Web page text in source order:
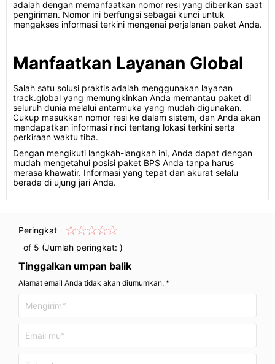
adalah dengan memanfaatkan nomor resi yang diberikan saat
pengiriman. Nomor ini berfungsi sebagai kunci untuk
mengakses informasi terkini mengenai perjalanan paket Anda.
Manfaatkan Layanan Global
Salah satu solusi praktis adalah menggunakan layanan
track.global yang memungkinkan Anda memantau paket di
seluruh dunia melalui antarmuka yang mudah digunakan.
Cukup masukkan nomor resi ke dalam sistem, dan Anda akan
mendapatkan informasi rinci tentang lokasi terkini serta
perkiraan waktu tiba.
Dengan mengikuti langkah-langkah ini, Anda dapat dengan
mudah mengetahui posisi paket BPS Anda tanpa harus
merasa khawatir. Informasi yang tepat dan akurat selalu
berada di ujung jari Anda.
Peringkat
of 5 (Jumlah peringkat: )
Tinggalkan umpan balik
Alamat email Anda tidak akan diumumkan. *